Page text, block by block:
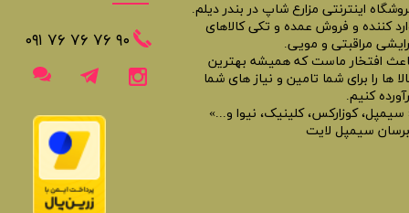
اینترنتی مزارع شاپ در بندر دیلم.
کننده و فروش عمده و تکی کالاهای
مراقبتی و مویی.
افتخار ماست که همیشه بهترین
ها را برای شما تامین و نیاز های شما
کنیم.
سیمپل، کوزارکس، کلینیک، نیوا و...»
سیمپل لایت
​​٩٠ ٧۶ ٧۶ ٧۶ ٠٩١